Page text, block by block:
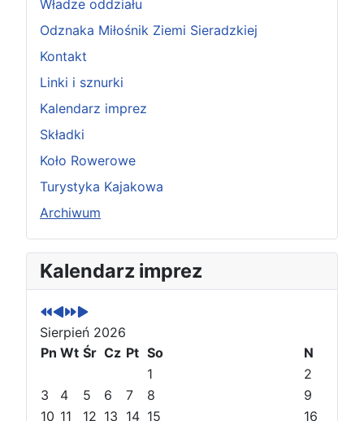
Władze oddziału
Odznaka Miłośnik Ziemi Sieradzkiej
Kontakt
Linki i sznurki
Kalendarz imprez
Składki
Koło Rowerowe
Turystyka Kajakowa
Archiwum
Kalendarz imprez
P
o
p
r
z
e
n
i
P
o
p
r
z
e
i
N
a
s
t
ę
p
y
r
N
a
s
t
ę
p
y
m
Sierpień 2026
Pn Wt Śr Cz Pt So
N
1
2
3
4 5 6 7 8
9
10 11 12 13 14 15
16